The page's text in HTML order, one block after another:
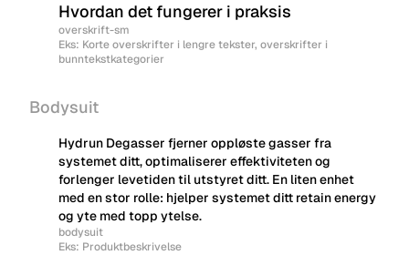
Hvordan det fungerer i praksis
overskrift-sm
Eks: Korte overskrifter i lengre tekster, overskrifter i
bunntekstkategorier
Bodysuit
Hydrun Degasser fjerner oppløste gasser fra
systemet ditt, optimaliserer effektiviteten og
forlenger levetiden til utstyret ditt. En liten enhet
med en stor rolle: hjelper systemet ditt retain energy
og yte med topp ytelse.
bodysuit
Eks: Produktbeskrivelse